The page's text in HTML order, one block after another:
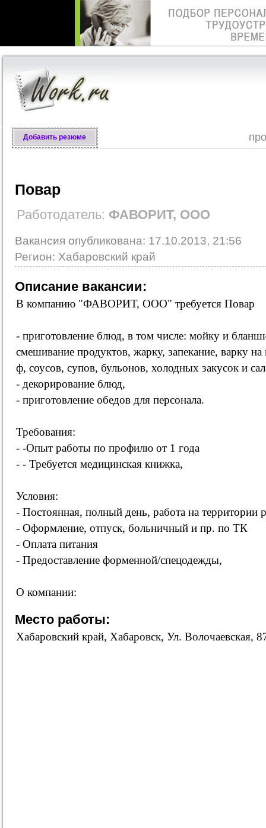
Добавить резюме
Повар
Работодатель: ФАВОРИТ, ООО
Вакансия опубликована: 17.10.2013, 21:56
Регион: Хабаровский край
Описание вакансии:
В компанию "ФАВОРИТ, ООО" требуется Повар
- приготовление блюд, в том числе: мойку и
смешивание продуктов, жарку, запекание, варку на
ф, соусов, супов, бульонов, холодных закусок и
- декорирование блюд,
- приготовление обедов для персонала.
Требования:
- -Опыт работы по профилю от 1 года
- - Требуется медицинская книжка,
Условия:
- Постоянная, полный день, работа на территории
- Оформление, отпуск, больничный и пр. по ТК
- Оплата питания
- Предоставление форменной/спецодежды,
О компании:
Место работы:
Хабаровский край, Хабаровск, Ул. Волочаевская,